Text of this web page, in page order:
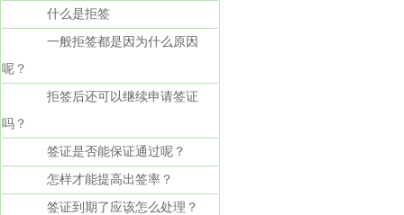
什么是拒签
一般拒签都是因为什么原因
呢？
拒签后还可以继续申请签证
吗？
签证是否能保证通过呢？
怎样才能提高出签率？
签证到期了应该怎么处理？